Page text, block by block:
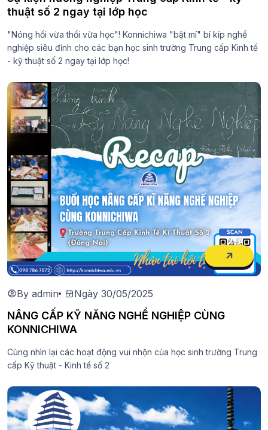
thuật số 2 ngay tại lớp học
"Nóng hổi vừa thổi vừa học"! Konnichiwa "bật mí" bí kíp nghề
nghiệp siêu đỉnh cho các bạn học sinh trường Trung cấp Kinh tế
- kỹ thuật số 2 ngay tại lớp học!
By admin Ngày 30/05/2025
NÂNG CẤP KỸ NĂNG NGHỀ NGHIỆP CÙNG
KONNICHIWA
Cùng nhìn lại các hoạt động vui nhộn của học sinh trường Trung
cấp Kỹ thuật - Kinh tế số 2